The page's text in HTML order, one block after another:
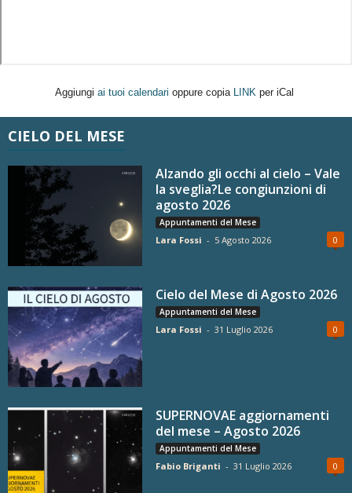
Aggiungi ai tuoi calendari oppure copia LINK per iCal
CIELO DEL MESE
Alzando gli occhi al cielo – Vale
la sveglia?Le congiunzioni di
agosto 2026
Appuntamenti del Mese
Lara Fossi - 5 Agosto 2026 0
Cielo del Mese di Agosto 2026
Appuntamenti del Mese
Lara Fossi - 31 Luglio 2026 0
SUPERNOVAE aggiornamenti
del mese – Agosto 2026
Appuntamenti del Mese
Fabio Briganti - 31 Luglio 2026 0